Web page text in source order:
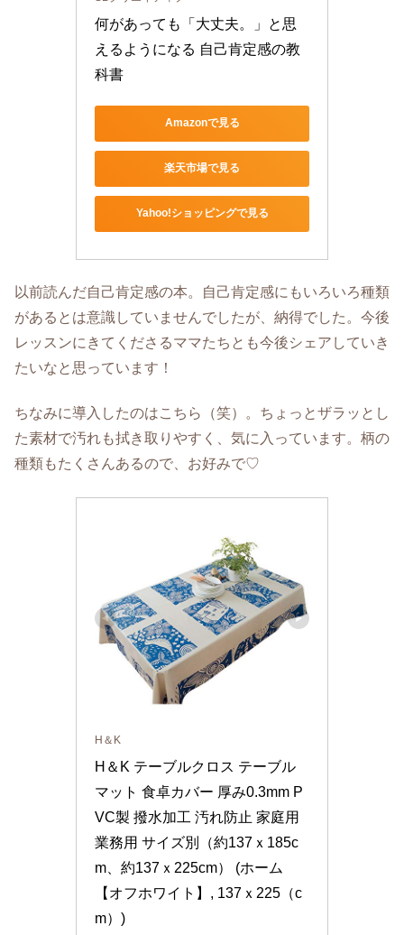
何があっても「大丈夫。」と思
えるようになる 自己肯定感の教
科書
Amazonで見る
楽天市場で見る
Yahoo!ショッピングで見る
以前読んだ自己肯定感の本。自己肯定感にもいろいろ種類
があるとは意識していませんでしたが、納得でした。今後
レッスンにきてくださるママたちとも今後シェアしていき
たいなと思っています！
ちなみに導入したのはこちら（笑）。ちょっとザラッとし
た素材で汚れも拭き取りやすく、気に入っています。柄の
種類もたくさんあるので、お好みで♡
H＆K
H＆K テーブルクロス テーブル
マット 食卓カバー 厚み0.3mm P
VC製 撥水加工 汚れ防止 家庭用
業務用 サイズ別（約137ｘ185c
m、約137ｘ225cm） (ホーム
【オフホワイト】, 137ｘ225（c
m）)